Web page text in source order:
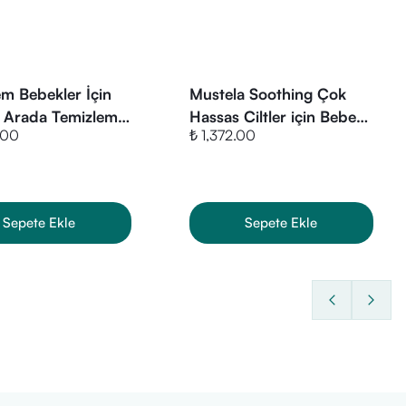
Bebekler İçin
Temizleme
Sepete Ekle
​Mustela Soothing Çok
Hassas Ciltler için Bebek
Şampuanı 300ml
₺ 1,372.00
Sepete Ekle